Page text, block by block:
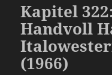
Kapitel
Handvoll
(1966)